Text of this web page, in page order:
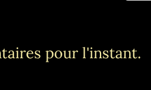
pour l'instant.